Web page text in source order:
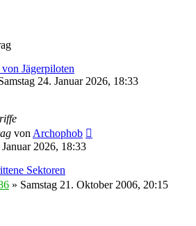
Jägerpiloten
24. Januar 2026, 18:33
von Archophob
Januar 2026, 18:33
Sektoren
» Samstag 21. Oktober 2006, 20:15